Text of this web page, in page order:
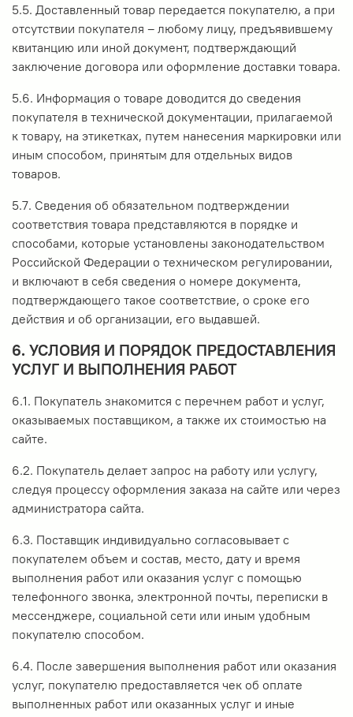
5.5. Доставленный товар передается покупателю, а при
отсутствии покупателя – любому лицу, предъявившему
квитанцию или иной документ, подтверждающий
заключение договора или оформление доставки товара.
5.6. Информация о товаре доводится до сведения
покупателя в технической документации, прилагаемой
к товару, на этикетках, путем нанесения маркировки или
иным способом, принятым для отдельных видов
товаров.
5.7. Сведения об обязательном подтверждении
соответствия товара представляются в порядке и
способами, которые установлены законодательством
Российской Федерации о техническом регулировании,
и включают в себя сведения о номере документа,
подтверждающего такое соответствие, о сроке его
действия и об организации, его выдавшей.
6. УСЛОВИЯ И ПОРЯДОК ПРЕДОСТАВЛЕНИЯ
УСЛУГ И ВЫПОЛНЕНИЯ РАБОТ
6.1. Покупатель знакомится с перечнем работ и услуг,
оказываемых поставщиком, а также их стоимостью на
сайте.
6.2. Покупатель делает запрос на работу или услугу,
следуя процессу оформления заказа на сайте или через
администратора сайта.
6.3. Поставщик индивидуально согласовывает с
покупателем объем и состав, место, дату и время
выполнения работ или оказания услуг с помощью
телефонного звонка, электронной почты, переписки в
мессенджере, социальной сети или иным удобным
покупателю способом.
6.4. После завершения выполнения работ или оказания
услуг, покупателю предоставляется чек об оплате
выполненных работ или оказанных услуг и иные